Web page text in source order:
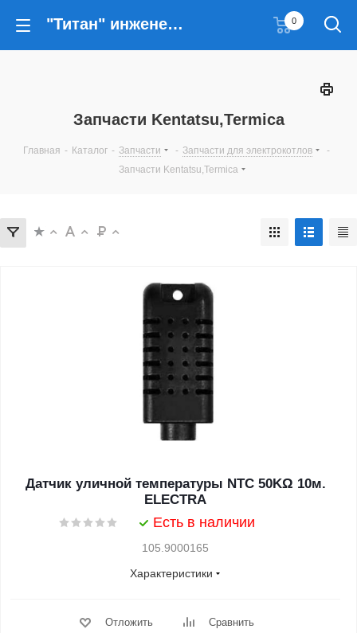
"Титан" инженерные решения 0
Запчасти Kentatsu,Termica
Главная - Каталог - Запчасти - Запчасти для электрокотлов
-
Запчасти Kentatsu,Termica
Датчик уличной температуры NTC 50KΩ 10м.
ELECTRA
Есть в наличии
105.9000165
Характеристики
Отложить Сравнить